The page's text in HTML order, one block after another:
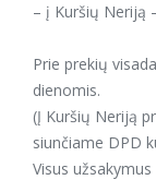
– į Kuršių Neriją
Prie prekių
dienomis.
(Į Kuršių Neriją
siunčiame DPD
Visus